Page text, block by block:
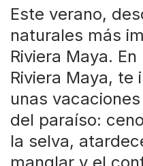
Este verano,
naturales más
Riviera Maya.
Riviera Maya, te
unas
del paraíso:
la selva,